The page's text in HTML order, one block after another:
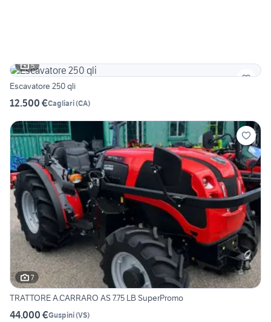
5
Escavatore 250 qli
12.500 €Cagliari(CA)
7
TRATTORE A.CARRARO AS 7.75 LB SuperPromo
44.000 €Guspini(VS)